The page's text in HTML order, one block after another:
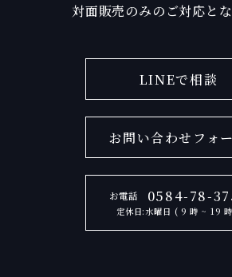
対面販売のみのご対応とな
LINEで相談
お問い合わせフォ
お電話 0584-78-
定休日:水曜日 ( 9 時 ~ 19